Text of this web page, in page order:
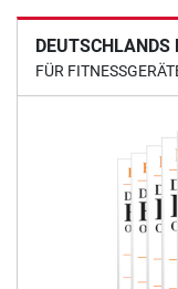
DEUTSCHLANDS
FÜR